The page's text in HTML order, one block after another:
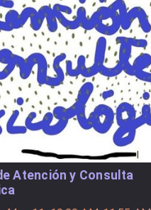
Atención y Consulta